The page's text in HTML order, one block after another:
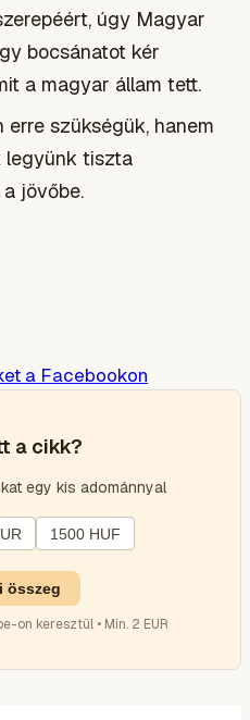
úgy Magyar
bocsánatot kér
a magyar állam tett.
szükségük, hanem
legyünk tiszta
jövőbe.
a Facebookon
a cikk?
egy kis adománnyal
1500 HUF
összeg
on keresztül • Min. 2 EUR